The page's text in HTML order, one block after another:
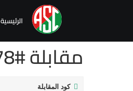
الرئيسية
مقابلة #78
كود المقابلة